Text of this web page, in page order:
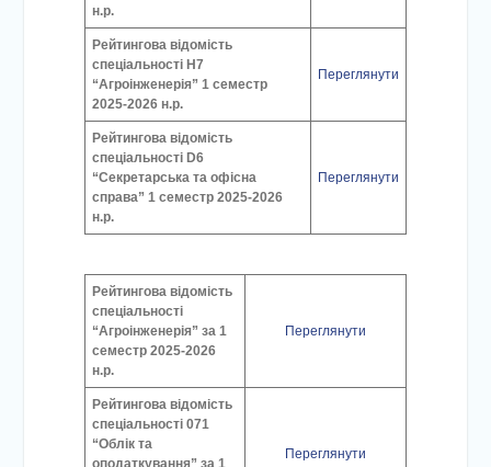
н.р.
Рейтингова відомість
спеціальності Н7
“Агроінженерія” 1 семестр
2025-2026 н.р.
Переглянути
Рейтингова відомість
спеціальності D6
“Секретарська та офісна
справа” 1 семестр 2025-2026
н.р.
Переглянути
Рейтингова відомість
спеціальності
“Агроінженерія” за 1
семестр 2025-2026
н.р.
Переглянути
Рейтингова відомість
спеціальності 071
“Облік та
оподаткування” за 1
Переглянути